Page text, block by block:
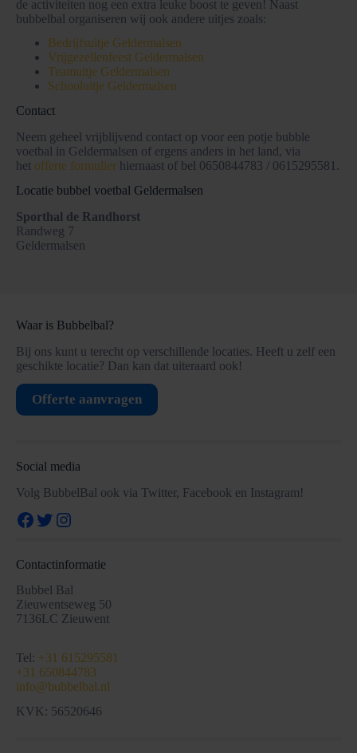
de activiteiten nog een extra leuke boost te geven! Naast
bubbelbal organiseren wij ook andere uitjes zoals:
Bedrijfsuitje Geldermalsen
Vrijgezellenfeest Geldermalsen
Teamuitje Geldermalsen
Schooluitje Geldermalsen
Contact
Neem geheel vrijblijvend contact op voor een potje bubble
voetbal in Geldermalsen of ergens anders in het land, via
het offerte formulier hiernaast of bel 0650844783 / 0615295581.
Locatie bubbel voetbal Geldermalsen
Sporthal de Randhorst
Randweg 7
Geldermalsen
Waar is Bubbelbal?
Bij ons kunt u terecht op verschillende locaties. Heeft u zelf een
geschikte locatie? Dan kan dat uiteraard ook!
Offerte aanvragen
Social media
Volg BubbelBal ook via Twitter, Facebook en Instagram!
Facebook
Twitter
Instagram
Contactinformatie
Bubbel Bal
Zieuwentseweg 50
7136LC Zieuwent
Tel: +31 615295581
+31 650844783
info@bubbelbal.nl
KVK: 56520646